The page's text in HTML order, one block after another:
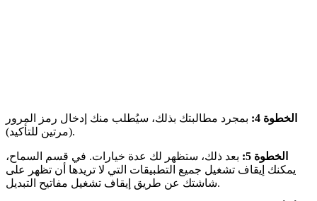
الخطوة 4:
بمجرد مطالبتك بذلك، سيُطلب منك إدخال رمز المرور
(مرتين للتأكيد).
الخطوة 5:
بعد ذلك، ستظهر لك عدة خيارات. في قسم السماح،
يمكنك إيقاف تشغيل جميع التطبيقات التي لا تريدها أن تظهر على
شاشتك عن طريق إيقاف تشغيل مفاتيح التبديل.